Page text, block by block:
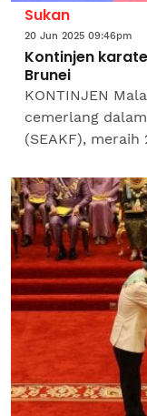
Sukan
20 Jun 2025 09:46pm
Kontinjen
Brunei
KONTINJEN
cemerlang
(SEAKF),
gangsa, yang